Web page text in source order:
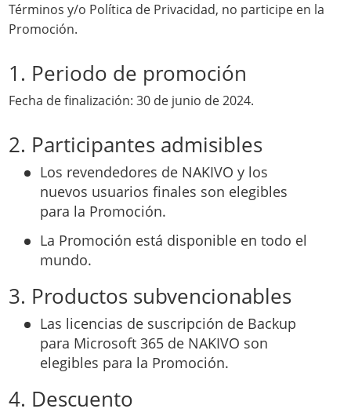
Términos y/o Política de Privacidad, no participe en la
Promoción.
1. Periodo de promoción
Fecha de finalización: 30 de junio de 2024.
2. Participantes admisibles
Los revendedores de NAKIVO y los
nuevos usuarios finales son elegibles
para la Promoción.
La Promoción está disponible en todo el
mundo.
3. Productos subvencionables
Las licencias de suscripción de Backup
para Microsoft 365 de NAKIVO son
elegibles para la Promoción.
4. Descuento